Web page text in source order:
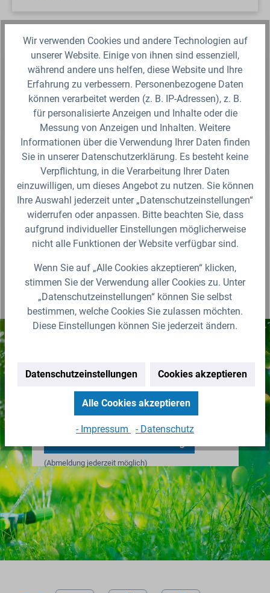
Beschreibung
Das 16mm PE-Druckrohr (Weich PE) auf 25m
Rolle ist für Brauchwasser und für die
Tröpfchenbewässerung im Gartenbau und in
der…
Sicherheitsdatenblatt
Fragen zum Artikel?
Produktbewertungen
Neuigkeiten zu IBC Containern &
(Abmeldung jederzeit möglich)
Wir verwenden Cookies und andere Technologien auf
unserer Website. Einige von ihnen sind essenziell,
während andere uns helfen, diese Website und Ihre
Erfahrung zu verbessern. Personenbezogene Daten
können verarbeitet werden (z. B. IP-Adressen), z. B.
für personalisierte Anzeigen und Inhalte oder die
Messung von Anzeigen und Inhalten. Weitere
Informationen über die Verwendung Ihrer Daten finden
Sie in unserer Datenschutzerklärung. Es besteht keine
Verpflichtung, in die Verarbeitung Ihrer Daten
einzuwilligen, um dieses Angebot zu nutzen. Sie können
Ihre Auswahl jederzeit unter „Datenschutzeinstellungen“
widerrufen oder anpassen. Bitte beachten Sie, dass
aufgrund individueller Einstellungen möglicherweise
nicht alle Funktionen der Website verfügbar sind.
Wenn Sie auf „Alle Cookies akzeptieren“ klicken,
stimmen Sie der Verwendung aller Cookies zu. Unter
„Datenschutzeinstellungen“ können Sie selbst
bestimmen, welche Cookies Sie zulassen möchten.
Diese Einstellungen können Sie jederzeit ändern.
Datenschutzeinstellungen Cookies akzeptieren
Alle Cookies akzeptieren
- Impressum - Datenschutz